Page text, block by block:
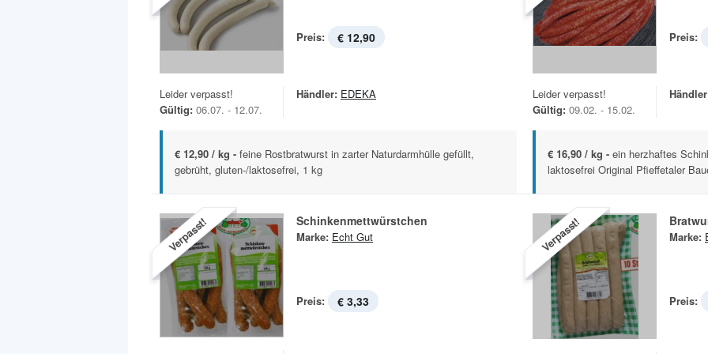
Preis: € 12,90
Leider verpasst!
Gültig: 06.07. - 12.07.
Händler: EDEKA
€ 12,90 / kg - feine Rostbratwurst in zarter Naturdarmhülle gefüllt,
gebrüht, gluten-/laktosefrei, 1 kg
Preis:
Leider verpasst!
Gültig: 09.02. - 15.02.
€ 16,90 / kg - ein herzhaftes
laktosefrei Original Pfieffetaler
Verpasst! Schinkenmettwürstchen
Marke: Echt Gut
Preis: € 3,33
Verpasst! Marke:
Preis: